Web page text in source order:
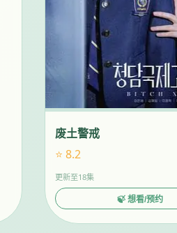
废土警戒
⭐ 8.2
更新至18集
🍃 想看/预约